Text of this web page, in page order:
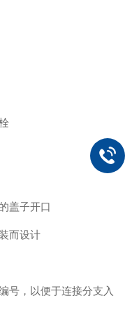
盖子开口
而设计
号，以便于连接分支入